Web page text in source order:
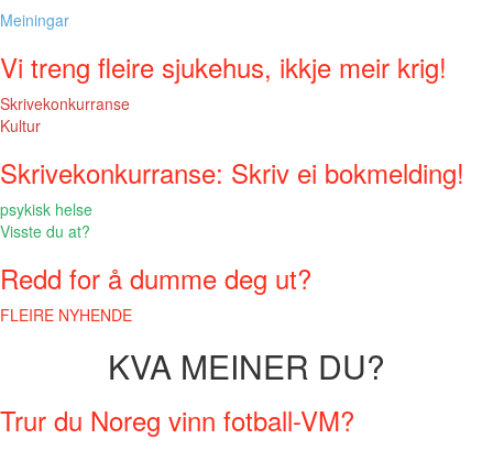
Meiningar
Vi treng fleire sjukehus, ikkje meir krig!
Skrivekonkurranse
Kultur
Skrivekonkurranse: Skriv ei bokmelding!
psykisk helse
Visste du at?
Redd for å dumme deg ut?
FLEIRE NYHENDE
KVA MEINER DU?
Trur du Noreg vinn fotball-VM?